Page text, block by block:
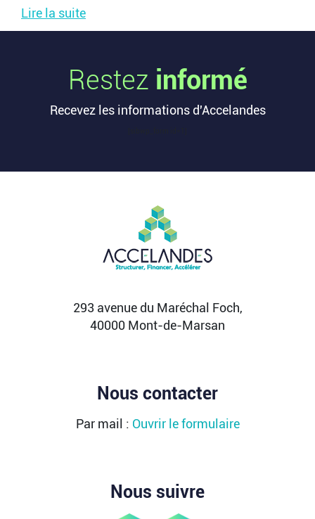
Lire la suite
de l’argent dans une sortie à 2,25
Après avoir levé près de 1,4 milliard de dollars et
PIIEC IA : votre entreprise a-t-elle le
profil et comment candidater ?
La France sélectionne jusqu’au 9 septembre
2026 les futurs participants français du Projet
Lire la suite
Restez informé
Recevez les informations d'Accelandes
293 avenue du Maréchal Foch,
40000 Mont-de-Marsan
Nous contacter
Par mail : Ouvrir le formulaire
Nous suivre